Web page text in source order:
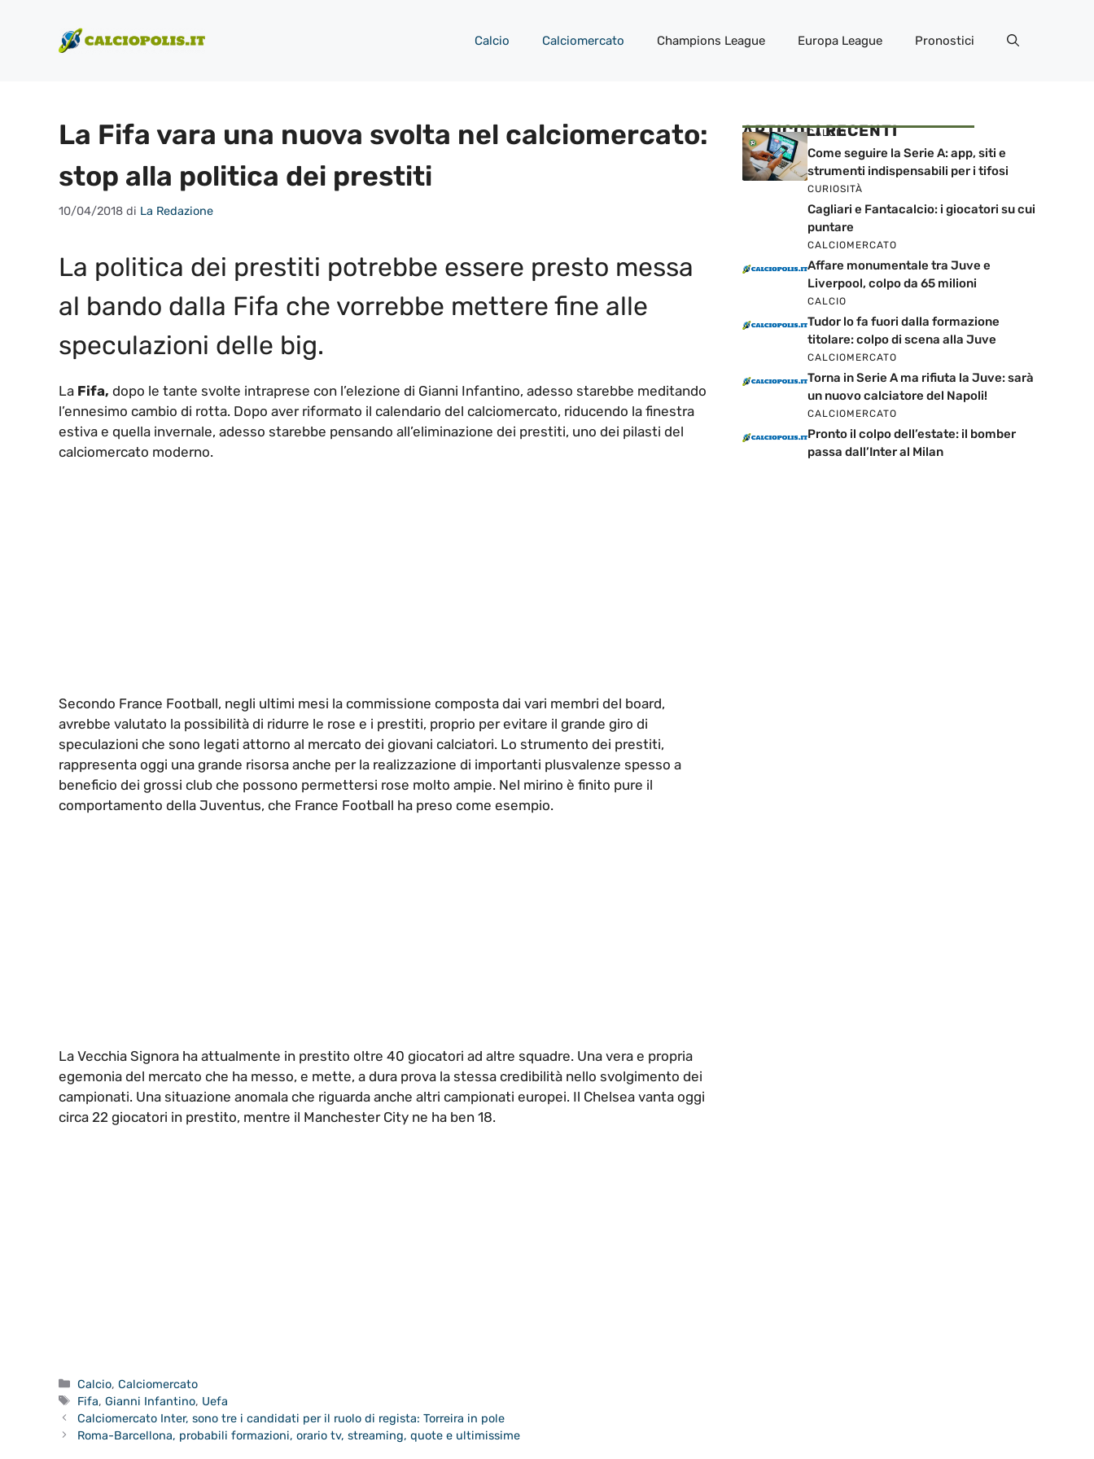
contenuto
Calcio Calciomercato Champions League Europa League Pronostici
La Fifa vara una nuova svolta nel calciomercato:
stop alla politica dei prestiti
10/04/2018 di La Redazione
La politica dei prestiti potrebbe essere presto messa
al bando dalla Fifa che vorrebbe mettere fine alle
speculazioni delle big.
La Fifa, dopo le tante svolte intraprese con l’elezione di Gianni Infantino, adesso starebbe meditando
l’ennesimo cambio di rotta. Dopo aver riformato il calendario del calciomercato, riducendo la finestra
estiva e quella invernale, adesso starebbe pensando all’eliminazione dei prestiti, uno dei pilasti del
calciomercato moderno.
Secondo France Football, negli ultimi mesi la commissione composta dai vari membri del board,
avrebbe valutato la possibilità di ridurre le rose e i prestiti, proprio per evitare il grande giro di
speculazioni che sono legati attorno al mercato dei giovani calciatori. Lo strumento dei prestiti,
rappresenta oggi una grande risorsa anche per la realizzazione di importanti plusvalenze spesso a
beneficio dei grossi club che possono permettersi rose molto ampie. Nel mirino è finito pure il
comportamento della Juventus, che France Football ha preso come esempio.
La Vecchia Signora ha attualmente in prestito oltre 40 giocatori ad altre squadre. Una vera e propria
egemonia del mercato che ha messo, e mette, a dura prova la stessa credibilità nello svolgimento dei
campionati. Una situazione anomala che riguarda anche altri campionati europei. Il Chelsea vanta oggi
circa 22 giocatori in prestito, mentre il Manchester City ne ha ben 18.
Categorie
Calcio,Calciomercato
Tag
Fifa,Gianni Infantino, Uefa
Calciomercato Inter, sono tre i candidati per il ruolo di regista: Torreira in pole
Roma-Barcellona, probabili formazioni, orario tv, streaming, quote e ultimissime
ARTICOLI RECENTI
CALCIO
Come seguire la Serie A: app, siti e
strumenti indispensabili per i tifosi
CURIOSITÀ
Cagliari e Fantacalcio: i giocatori su cui
puntare
CALCIOMERCATO
Affare monumentale tra Juve e
Liverpool, colpo da 65 milioni
CALCIO
Tudor lo fa fuori dalla formazione
titolare: colpo di scena alla Juve
CALCIOMERCATO
Torna in Serie A ma rifiuta la Juve: sarà
un nuovo calciatore del Napoli!
CALCIOMERCATO
Pronto il colpo dell’estate: il bomber
passa dall’Inter al Milan